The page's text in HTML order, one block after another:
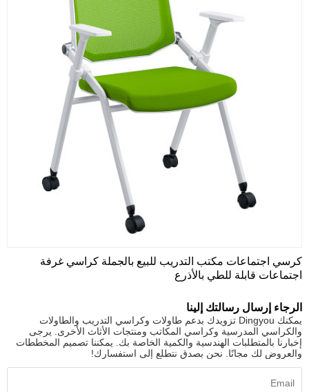
كرسي اجتماعات مكتب التدريب للبيع بالجملة كراسي غرفة
اجتماعات قابلة للطي بالأذرع
الرجاء إرسال رسالتك إلينا
يمكنك Dingyou تزويدك بدعم طاولات وكراسي التدريب والطاولات
والكراسي المدرسية وكراسي المكاتب ومنتجات الأثاث الأخرى. يرجى
إخبارنا بالمتطلبات الهندسية والكمية الخاصة بك. يمكننا تصميم المخططات
والعروض لك مجانًا. نحن بصدق نتطلع إلى استفسارك!